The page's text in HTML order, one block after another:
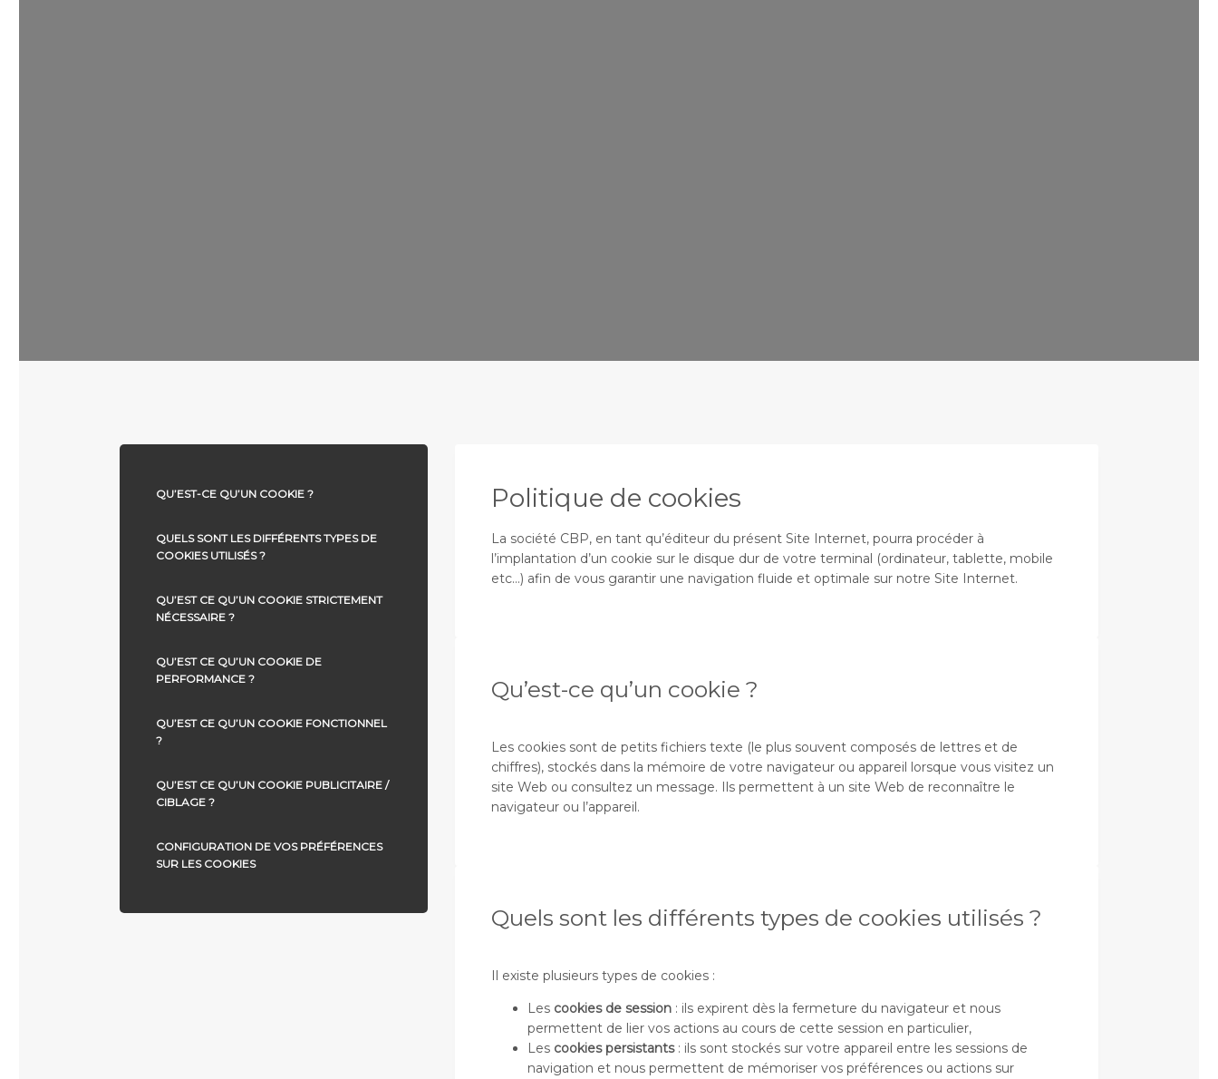
QU’EST-CE QU’UN COOKIE ?
QUELS SONT LES DIFFÉRENTS TYPES DE
COOKIES UTILISÉS ?
QU’EST CE QU’UN COOKIE STRICTEMENT
NÉCESSAIRE ?
QU’EST CE QU’UN COOKIE DE
PERFORMANCE ?
QU’EST CE QU’UN COOKIE FONCTIONNEL
?
QU’EST CE QU’UN COOKIE PUBLICITAIRE /
CIBLAGE ?
CONFIGURATION DE VOS PRÉFÉRENCES
SUR LES COOKIES
Politique de cookies
La société CBP, en tant qu’éditeur du présent Site Internet, pourra procéder à
l’implantation d’un cookie sur le disque dur de votre terminal (ordinateur, tablette, mobile
etc...) afin de vous garantir une navigation fluide et optimale sur notre Site Internet.
Qu’est-ce qu’un cookie ?
Les cookies sont de petits fichiers texte (le plus souvent composés de lettres et de
chiffres), stockés dans la mémoire de votre navigateur ou appareil lorsque vous visitez un
site Web ou consultez un message. Ils permettent à un site Web de reconnaître le
navigateur ou l’appareil.
Quels sont les différents types de cookies utilisés ?
Il existe plusieurs types de cookies :
Les cookies de session : ils expirent dès la fermeture du navigateur et nous
permettent de lier vos actions au cours de cette session en particulier,
Les cookies persistants: ils sont stockés sur votre appareil entre les sessions de
navigation et nous permettent de mémoriser vos préférences ou actions sur